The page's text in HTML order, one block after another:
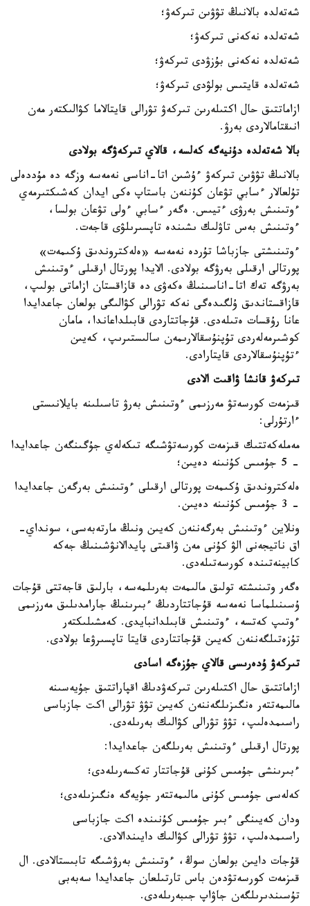
شەتەلدە بالانىڭ تۋۋىن تىركەۋ؛
شەتەلدە نەكەنى تىركەۋ؛
شەتەلدە نەكەنى بۇزۋدى تىركەۋ؛
شەتەلدە قايتىس بولۋدى تىركەۋ؛
ازاماتتىق حال اكتىلەرىن تىركەۋ تۋرالى قايتالاما كۋالىكتەر مەن
انىقتامالاردى بەرۋ.
بالا شەتەلدە دۇنيەگە كەلسە، قالاي تىركەۋگە بولادى
بالانىڭ تۋۋىن تىركەۋ ءۇشىن اتا-اناسى نەمەسە وزگە دە مۇددەلى
تۇلعالار ءسابي تۋعان كۇننەن باستاپ ەكى ايدان كەشىكتىرمەي
ءوتىنىش بەرۋى ءتيىس. ەگەر ءسابي ءولى تۋعان بولسا،
ءوتىنىش بەس تاۋلىك ىشىندە تاپسىرىلۋى قاجەت.
ءوتىنىشتى جازباشا تۇردە نەمەسە «ەلەكتروندىق ۇكىمەت»
پورتالى ارقىلى بەرۋگە بولادى. الايدا پورتال ارقىلى ءوتىنىش
بەرۋگە تەك اتا-اناسىنىڭ ەكەۋى دە قازاقستان ازاماتى بولىپ،
قازاقستاندىق ۇلگىدەگى نەكە تۋرالى كۋالىگى بولعان جاعدايدا
عانا رۇقسات ەتىلەدى. قۇجاتتاردى قابىلداعاندا، مامان
كوشىرمەلەردى تۇپنۇسقالارىمەن سالىستىرىپ، كەيىن
ءتۇپنۇسقالاردى قايتارادى.
تىركەۋ قانشا ۋاقىت الادى
قىزمەت كورسەتۋ مەرزىمى ءوتىنىش بەرۋ تاسىلىنە بايلانىستى
ءارتۇرلى:
مەملەكەتتىك قىزمەت كورسەتۋشىگە تىكەلەي جۇگىنگەن جاعدايدا
- 5 جۇمىس كۇنىنە دەيىن؛
ەلەكتروندىق ۇكىمەت پورتالى ارقىلى ءوتىنىش بەرگەن جاعدايدا
- 3 جۇمىس كۇنىنە دەيىن.
ونلاين ءوتىنىش بەرگەننەن كەيىن ونىڭ مارتەبەسى، سونداي-
اق ناتيجەنى الۋ كۇنى مەن ۋاقىتى پايدالانۋشىنىڭ جەكە
كابينەتىندە كورسەتىلەدى.
ەگەر وتىنىشتە تولىق مالىمەت بەرىلمەسە، بارلىق قاجەتتى قۇجات
ۇسىنىلماسا نەمەسە قۇجاتتاردىڭ ءبىرىنىڭ جارامدىلىق مەرزىمى
ءوتىپ كەتسە، ءوتىنىش قابىلدانبايدى. كەمشىلىكتەر
تۇزەتىلگەننەن كەيىن قۇجاتتاردى قايتا تاپسىرۋعا بولادى.
تىركەۋ ۇدەرىسى قالاي جۇزەگە اسادى
ازاماتتىق حال اكتىلەرىن تىركەۋدىڭ اقپاراتتىق جۇيەسىنە
مالىمەتتەر ەنگىزىلگەننەن كەيىن تۋۋ تۋرالى اكت جازباسى
راسىمدەلىپ، تۋۋ تۋرالى كۋالىك بەرىلەدى.
پورتال ارقىلى ءوتىنىش بەرىلگەن جاعدايدا:
ءبىرىنشى جۇمىس كۇنى قۇجاتتار تەكسەرىلەدى؛
كەلەسى جۇمىس كۇنى مالىمەتتەر جۇيەگە ەنگىزىلەدى؛
ودان كەيىنگى ءبىر جۇمىس كۇنىندە اكت جازباسى
راسىمدەلىپ، تۋۋ تۋرالى كۋالىك دايىندالادى.
قۇجات دايىن بولعان سوڭ، ءوتىنىش بەرۋشىگە تابىستالادى. ال
قىزمەت كورسەتۋدەن باس تارتىلعان جاعدايدا سەبەبى
تۇسىندىرىلگەن جاۋاپ جىبەرىلەدى.